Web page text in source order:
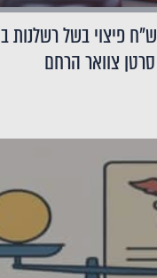
2,400,000 ש"ח פיצוי בשל
סרטן צוואר הרחם